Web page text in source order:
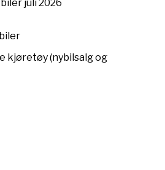
juli 2026
kjøretøy (nybilsalg og